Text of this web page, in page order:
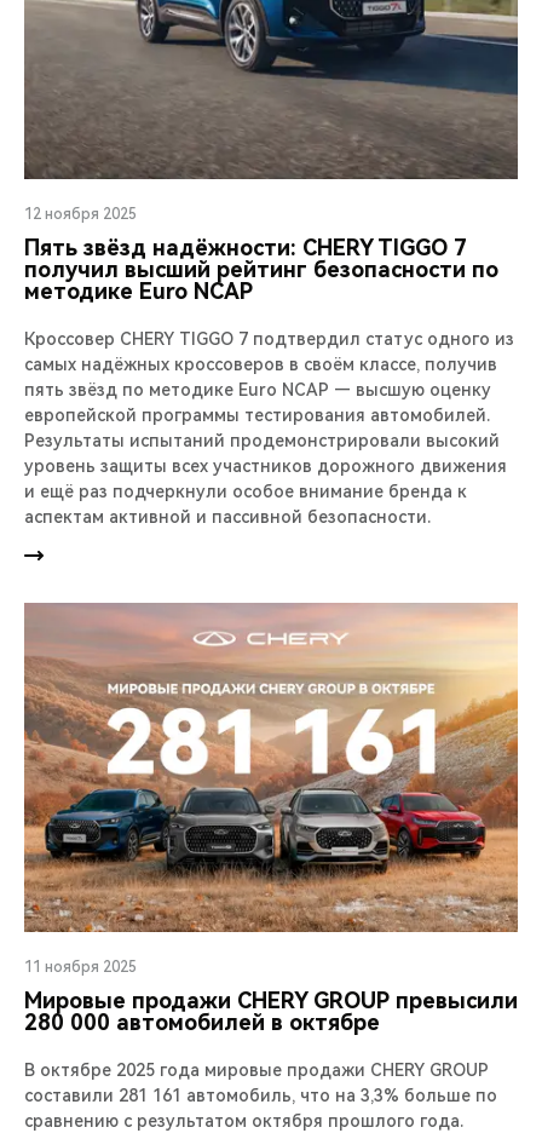
12 ноября 2025
Пять звёзд надёжности: CHERY TIGGO 7
получил высший рейтинг безопасности по
методике Euro NCAP
Кроссовер CHERY TIGGO 7 подтвердил статус одного из
самых надёжных кроссоверов в своём классе, получив
пять звёзд по методике Euro NCAP — высшую оценку
европейской программы тестирования автомобилей.
Результаты испытаний продемонстрировали высокий
уровень защиты всех участников дорожного движения
и ещё раз подчеркнули особое внимание бренда к
аспектам активной и пассивной безопасности.
11 ноября 2025
Мировые продажи CHERY GROUP превысили
280 000 автомобилей в октябре
В октябре 2025 года мировые продажи CHERY GROUP
составили 281 161 автомобиль, что на 3,3% больше по
сравнению с результатом октября прошлого года.